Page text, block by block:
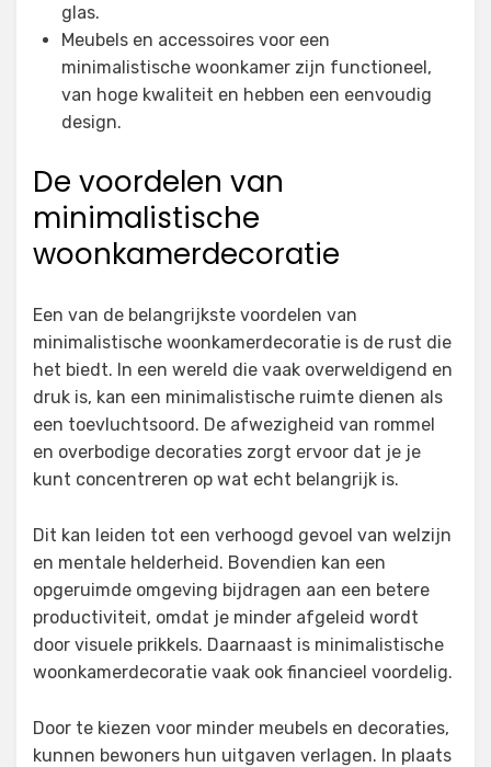
glas.
Meubels en accessoires voor een
minimalistische woonkamer zijn functioneel,
van hoge kwaliteit en hebben een eenvoudig
design.
De voordelen van
minimalistische
woonkamerdecoratie
Een van de belangrijkste voordelen van
minimalistische woonkamerdecoratie is de rust die
het biedt. In een wereld die vaak overweldigend en
druk is, kan een minimalistische ruimte dienen als
een toevluchtsoord. De afwezigheid van rommel
en overbodige decoraties zorgt ervoor dat je je
kunt concentreren op wat echt belangrijk is.
Dit kan leiden tot een verhoogd gevoel van welzijn
en mentale helderheid. Bovendien kan een
opgeruimde omgeving bijdragen aan een betere
productiviteit, omdat je minder afgeleid wordt
door visuele prikkels. Daarnaast is minimalistische
woonkamerdecoratie vaak ook financieel voordelig.
Door te kiezen voor minder meubels en decoraties,
kunnen bewoners hun uitgaven verlagen. In plaats